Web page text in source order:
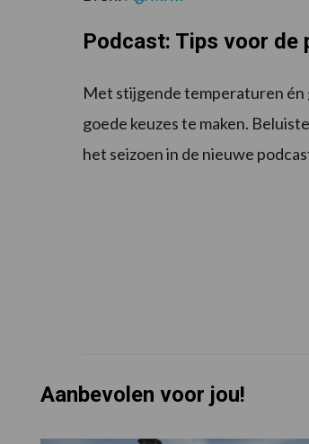
Podcast: Tips voor de
Met stijgende temperaturen én
goede keuzes te maken.
het seizoen in de nieuwe
Aanbevolen voor jou!